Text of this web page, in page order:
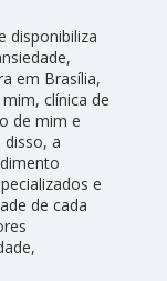
disponibiliza
em Brasília,
clínica de
de mim e
a
e
de cada